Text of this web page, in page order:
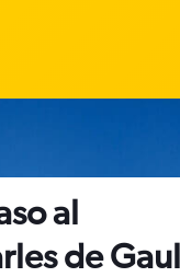
al
de